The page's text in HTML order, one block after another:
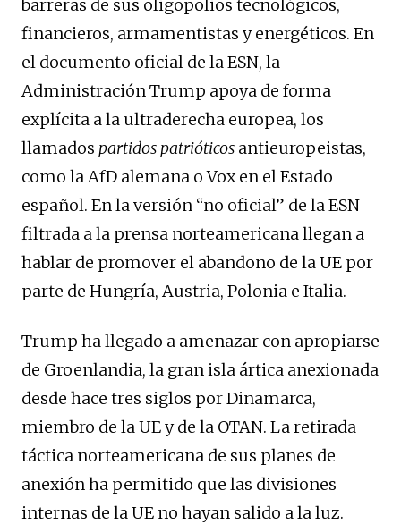
barreras de sus oligopolios tecnológicos,
financieros, armamentistas y energéticos. En
el documento oficial de la ESN, la
Administración Trump apoya de forma
explícita a la ultraderecha europea, los
llamados partidos patrióticos antieuropeistas,
como la AfD alemana o Vox en el Estado
español. En la versión “no oficial” de la ESN
filtrada a la prensa norteamericana llegan a
hablar de promover el abandono de la UE por
parte de Hungría, Austria, Polonia e Italia.
Trump ha llegado a amenazar con apropiarse
de Groenlandia, la gran isla ártica anexionada
desde hace tres siglos por Dinamarca,
miembro de la UE y de la OTAN. La retirada
táctica norteamericana de sus planes de
anexión ha permitido que las divisiones
internas de la UE no hayan salido a la luz.